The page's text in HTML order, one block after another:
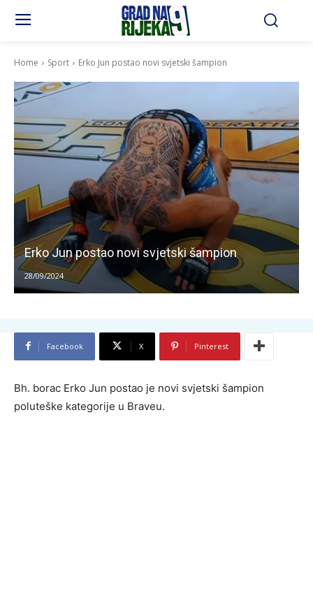
Home Sport Erko Jun postao novi svjetski šampion
Erko Jun postao novi svjetski šampion
28/09/2024
Facebook X Pinterest
Bh. borac Erko Jun postao je novi svjetski šampion
poluteške kategorije u Braveu.